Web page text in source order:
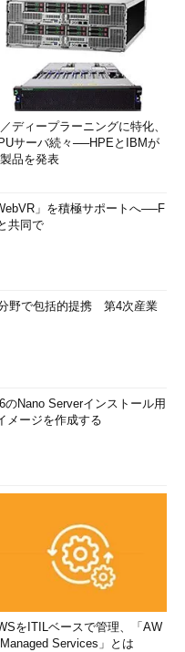
ディープラーニングに特化、
サーバ続々──HPEとIBMが
品を発表
」を積極サポートへ──F
共同で
野で包括的提携 第4次産業
のNano Serverインストール用
メージを作成する
をITILベースで管理、「AW
Services」とは